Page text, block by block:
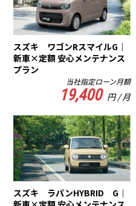
スズキ ワゴンRスマイルG｜
新車×定額 安心メンテナンス
プラン
当社指定ローン月額
19,400 円 / 月
スズキ ラパンHYBRID G｜